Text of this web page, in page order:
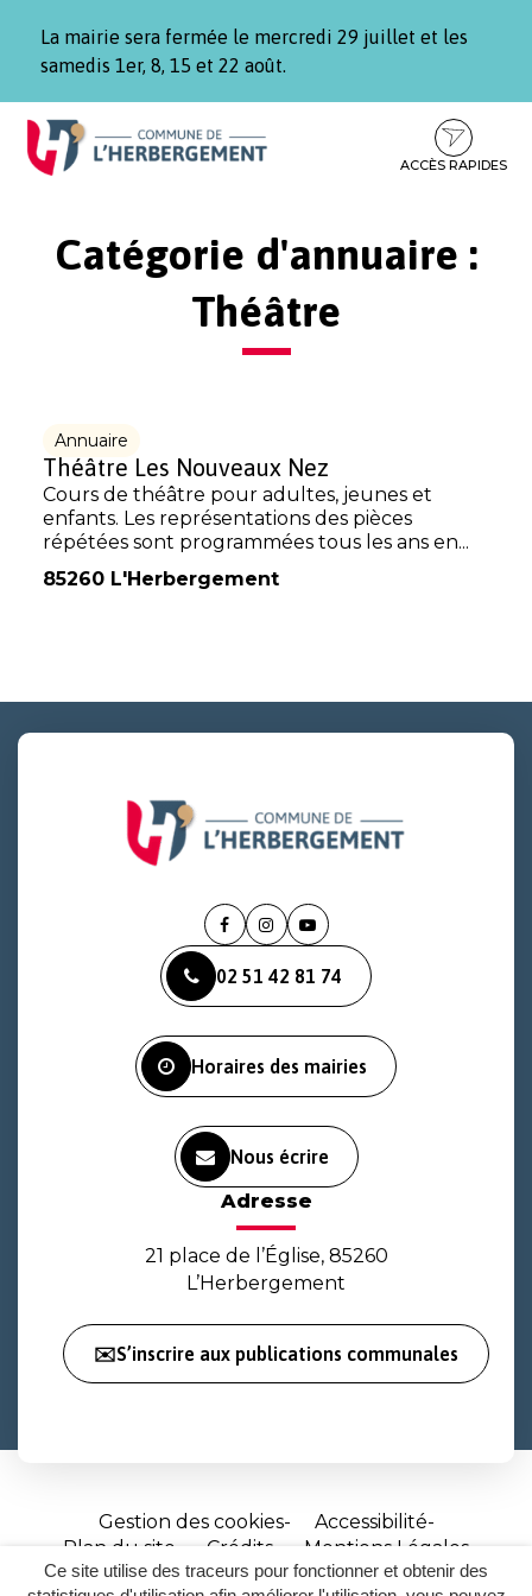
Ce site utilise des traceurs pour fonctionner et obtenir des
La mairie sera fermée le mercredi 29 juillet et les
samedis 1er, 8, 15 et 22 août.
Aller
Aller
contenu
Aller
pied
ACCÈS RAPIDES
Catégorie d'annuaire :
Théâtre
Annuaire
Théâtre Les Nouveaux Nez
Cours de théâtre pour adultes, jeunes et
enfants. Les représentations des pièces
répétées sont programmées tous les ans en...
85260 L'Herbergement
Lien
le
compte
Lien
le
compte
Lien
la
chaîne
02 51 42 81 74
Horaires des mairies
Nous écrire
Adresse
21 place de l’Église, 85260
L’Herbergement
✉️S’inscrire aux publications communales
Gestion des cookies
Accessibilité
Plan du site
Crédits
Mentions Légales